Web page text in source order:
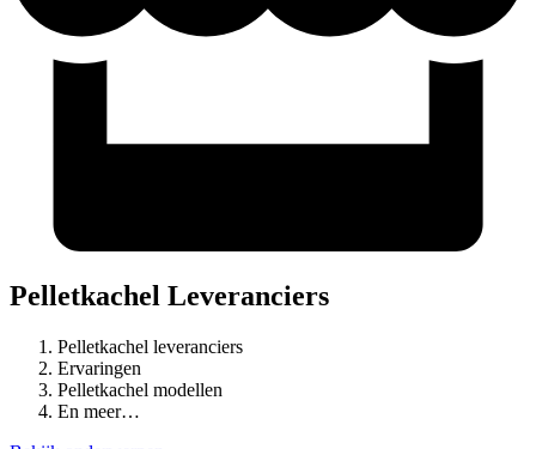
Pelletkachel Leveranciers
Pelletkachel leveranciers
Ervaringen
Pelletkachel modellen
En meer…